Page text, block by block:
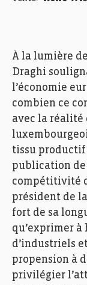
À la lumière
Draghi
l’économie
combien ce
avec la réalité
tissu productif
publication de
compétitivité
président de
fort de sa
qu’exprimer à
d’industriels
propension à
privilégier